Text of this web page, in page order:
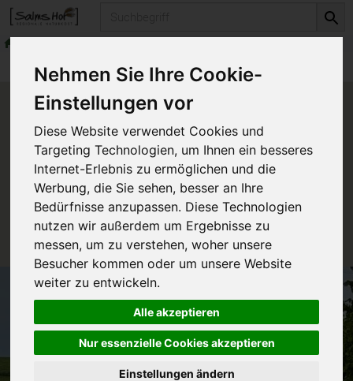
Nehmen Sie Ihre Cookie-
Einstellungen vor
Diese Website verwendet Cookies und
Targeting Technologien, um Ihnen ein besseres
Internet-Erlebnis zu ermöglichen und die
Werbung, die Sie sehen, besser an Ihre
Bedürfnisse anzupassen. Diese Technologien
nutzen wir außerdem um Ergebnisse zu
messen, um zu verstehen, woher unsere
Besucher kommen oder um unsere Website
weiter zu entwickeln.
Alle akzeptieren
Nur essenzielle Cookies akzeptieren
Einstellungen ändern
Produkte Getränke Säfte
Produkt "Apfelsaft 0,2
TetraPak" nicht verfügbar.
Das von Ihnen gesuchte Produkt ist leider zur Zeit
nicht verfügbar.